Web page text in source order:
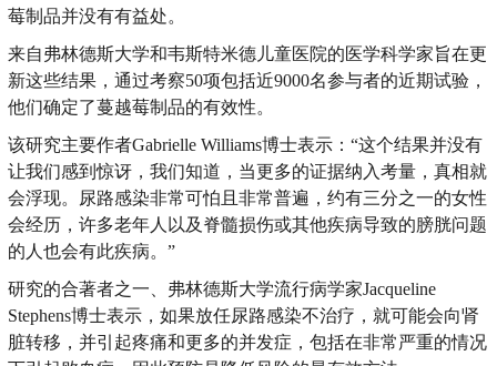
莓制品并没有有益处。
来自弗林德斯大学和韦斯特米德儿童医院的医学科学家旨在更
新这些结果，通过考察50项包括近9000名参与者的近期试验，
他们确定了蔓越莓制品的有效性。
该研究主要作者Gabrielle Williams博士表示：“这个结果并没有
让我们感到惊讶，我们知道，当更多的证据纳入考量，真相就
会浮现。尿路感染非常可怕且非常普遍，约有三分之一的女性
会经历，许多老年人以及脊髓损伤或其他疾病导致的膀胱问题
的人也会有此疾病。”
研究的合著者之一、弗林德斯大学流行病学家Jacqueline
Stephens博士表示，如果放任尿路感染不治疗，就可能会向肾
脏转移，并引起疼痛和更多的并发症，包括在非常严重的情况